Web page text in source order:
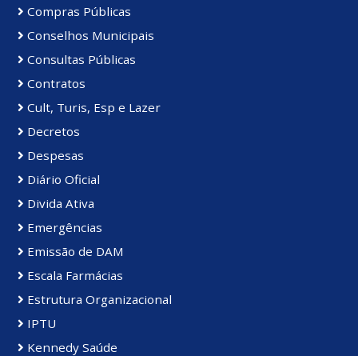
Compras Públicas
Conselhos Municipais
Consultas Públicas
Contratos
Cult, Turis, Esp e Lazer
Decretos
Despesas
Diário Oficial
Divida Ativa
Emergências
Emissão de DAM
Escala Farmácias
Estrutura Organizacional
IPTU
Kennedy Saúde